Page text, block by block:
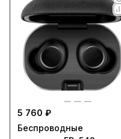
5 760 ₽
Беспроводные